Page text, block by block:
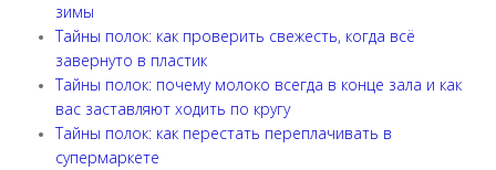
зимы
Тайны полок: как проверить свежесть, когда всё
завернуто в пластик
Тайны полок: почему молоко всегда в конце зала и как
вас заставляют ходить по кругу
Тайны полок: как перестать переплачивать в
супермаркете